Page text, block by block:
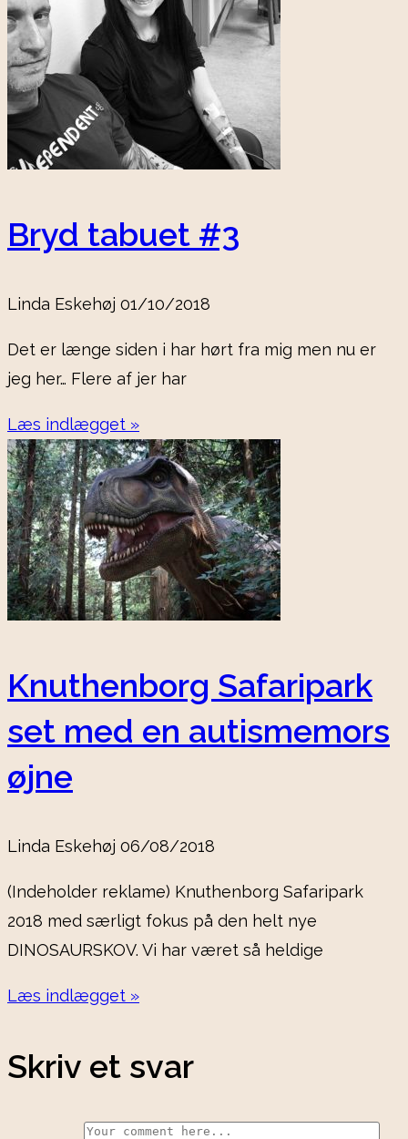
Bryd tabuet #3
Linda Eskehøj 01/10/2018
Det er længe siden i har hørt fra mig men nu er
jeg her… Flere af jer har
Læs indlægget »
Knuthenborg Safaripark
set med en autismemors
øjne
Linda Eskehøj 06/08/2018
(Indeholder reklame) Knuthenborg Safaripark
2018 med særligt fokus på den helt nye
DINOSAURSKOV. Vi har været så heldige
Læs indlægget »
Skriv et svar